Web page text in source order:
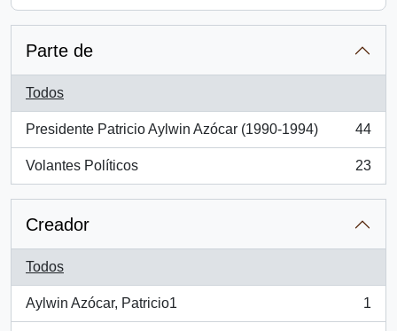
Parte de
Todos
Presidente Patricio Aylwin Azócar (1990-1994)
, 44 resultados
44
Volantes Políticos
, 23 resultados
23
Creador
Todos
Aylwin Azócar, Patricio1
, 1 resultados
1